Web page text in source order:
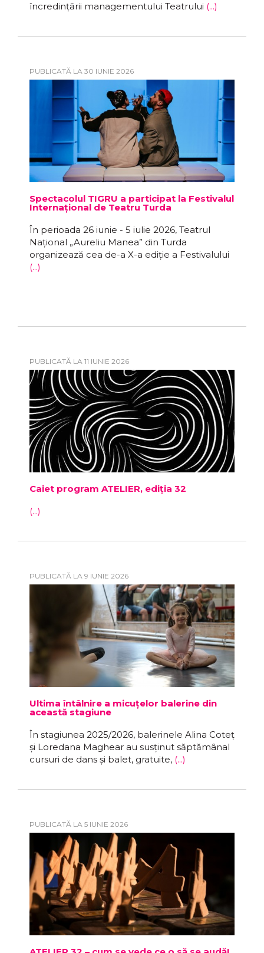
încredințării managementului Teatrului (...)
PUBLICATĂ LA 30 IUNIE 2026
Spectacolul TIGRU a participat la Festivalul
Internațional de Teatru Turda
În perioada 26 iunie - 5 iulie 2026, Teatrul
Național „Aureliu Manea” din Turda
organizează cea de-a X-a ediție a Festivalului
(...)
PUBLICATĂ LA 11 IUNIE 2026
Caiet program ATELIER, ediția 32
(...)
PUBLICATĂ LA 9 IUNIE 2026
Ultima întâlnire a micuțelor balerine din
această stagiune
În stagiunea 2025/2026, balerinele Alina Coteț
și Loredana Maghear au susținut săptămânal
cursuri de dans și balet, gratuite, (...)
PUBLICATĂ LA 5 IUNIE 2026